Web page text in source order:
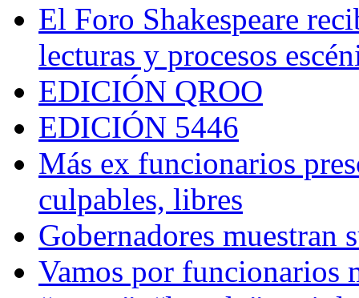
El Foro Shakespeare
lecturas y procesos
EDICIÓN QROO
EDICIÓN 5446
Más ex funcionarios
culpables, libres
Gobernadores muestran
Vamos por funcionarios